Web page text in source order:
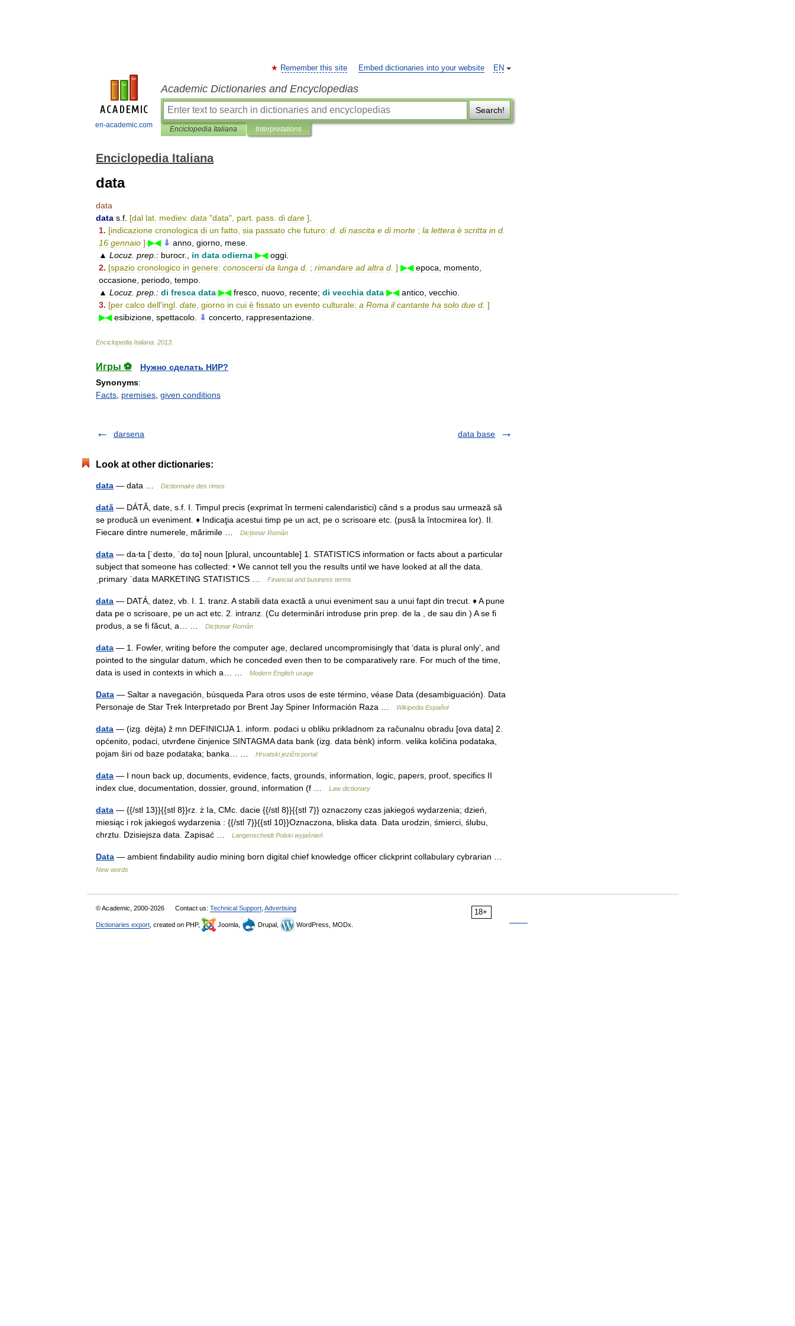
en-academic.com
EN
Remember this site Embed dictionaries into your website
Academic Dictionaries and Encyclopedias
Search!
Enciclopedia Italiana Interpretations
Enciclopedia Italiana
data
data
data s f [dal lat mediev. data "data", part pass di dare ]
1. [indicazione cronologica di un fatto sia passato che futuro: d di nascita e di morte ; la lettera è scritta in d
16 gennaio ] ▶◀ ⇓ anno giorno mese
▲ Locuz prep : burocr., in data odierna ▶◀ oggi
2. [spazio cronologico in genere: conoscersi da lunga d ; rimandare ad altra d ] ▶◀ epoca momento
occasione periodo tempo
▲ Locuz prep : di fresca data ▶◀ fresco nuovo recente; di vecchia data ▶◀ antico vecchio
3. [per calco dell'ingl date giorno in cui è fissato un evento culturale: a Roma il cantante ha solo due d ]
▶◀ esibizione spettacolo ⇓ concerto rappresentazione
Enciclopedia Italiana 2013
Игры ⚽
Нужно сделать НИР?
Synonyms:
Facts premises given conditions
darsena data base
Look at other dictionaries:
data — data … Dictionnaire des rimes
dată — DÁTĂ, date, s.f. I. Timpul precis (exprimat în termeni calendaristici) când s a produs sau urmează să
se producă un eveniment. ♦ Indicaţia acestui timp pe un act, pe o scrisoare etc. (pusă la întocmirea lor). II.
Fiecare dintre numerele, mărimile …
Dicționar Român
data — da‧ta [ˈdeɪtə, ˈdɑːtə] noun [plural, uncountable] 1. STATISTICS information or facts about a particular
subject that someone has collected: • We cannot tell you the results until we have looked at all the data.
ˌprimary ˈdata MARKETING STATISTICS …
Financial and business terms
data — DATÁ, datez, vb. I. 1. tranz. A stabili data exactă a unui eveniment sau a unui fapt din trecut. ♦ A pune
data pe o scrisoare, pe un act etc. 2. intranz. (Cu determinări introduse prin prep. de la , de sau din ) A se fi
produs, a se fi făcut, a… …
Dicționar Român
data — 1. Fowler, writing before the computer age, declared uncompromisingly that ‘data is plural only’, and
pointed to the singular datum, which he conceded even then to be comparatively rare. For much of the time,
data is used in contexts in which a… …
Modern English usage
Data — Saltar a navegación, búsqueda Para otros usos de este término, véase Data (desambiguación). Data
Personaje de Star Trek Interpretado por Brent Jay Spiner Información Raza …
Wikipedia Español
data — (izg. dèjta) ž mn DEFINICIJA 1. inform. podaci u obliku prikladnom za računalnu obradu [ova data] 2.
općenito, podaci, utvrđene činjenice SINTAGMA data bank (izg. data bènk) inform. velika količina podataka,
pojam širi od baze podataka; banka… …
Hrvatski jezični portal
data — I noun back up, documents, evidence, facts, grounds, information, logic, papers, proof, specifics II
index clue, documentation, dossier, ground, information (f …
Law dictionary
data — {{/stl 13}}{{stl 8}}rz. ż Ia, CMc. dacie {{/stl 8}}{{stl 7}} oznaczony czas jakiegoś wydarzenia; dzień,
miesiąc i rok jakiegoś wydarzenia : {{/stl 7}}{{stl 10}}Oznaczona, bliska data. Data urodzin, śmierci, ślubu,
chrztu. Dzisiejsza data. Zapisać …
Langenscheidt Polski wyjaśnień
Data — ambient findability audio mining born digital chief knowledge officer clickprint collabulary cybrarian …
New words
18+
© Academic, 2000-2026 Contact us: Technical Support Advertising
Dictionaries export , created on PHP, Joomla, Drupal, WordPress, MODx.